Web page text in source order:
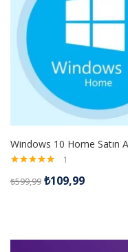
Windows 10 Home Satın
5.00oy aldı
1
₺599,99 ₺109,99